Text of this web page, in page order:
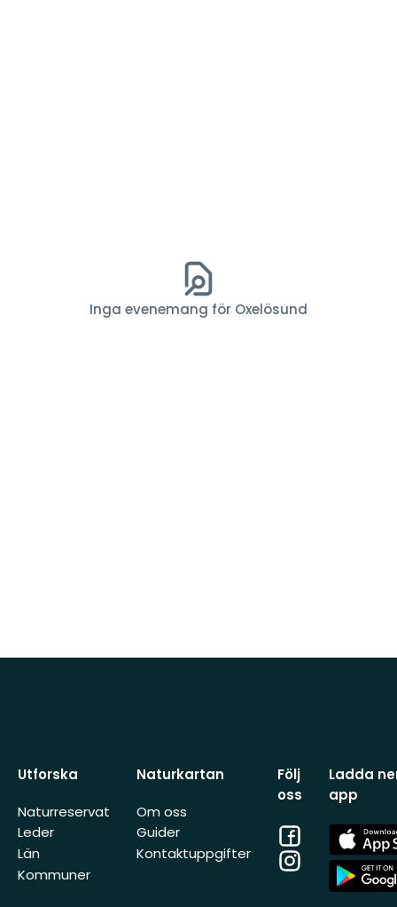
Inga evenemang för Oxelösund
Utforska
Naturreservat
Leder
Län
Kommuner
Naturkartan
Om oss
Guider
Kontaktuppgifter
Följ
oss
Facebook
Instagram
Ladda
app
App
Store
App
Store